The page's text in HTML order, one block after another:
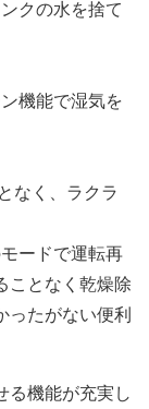
クの水を捨て
機能で湿気を
なく、ラクラ
ードで運転再
ことなく乾燥除
ったがない便利
る機能が充実し